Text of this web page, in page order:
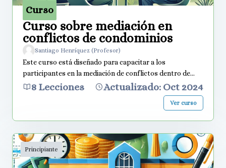
Curso
Curso sobre mediación en
conflictos de condominios
Santiago Henríquez (Profesor)
Este curso está diseñado para capacitar a los
participantes en la mediación de conflictos dentro de
comunidades de condominios. A lo largo de 12 horas,
los participantes aprenderán técnicas de resolución de
disputas, estrategias de negociación y métodos de
curso combina teoría y práctica, centrándose en el rol
del mediador y las herramientas necesarias
para gestionar situaciones de conflicto en un entorno de
8 Lecciones Actualizado: Oct 2024
Ver curso
Principiante